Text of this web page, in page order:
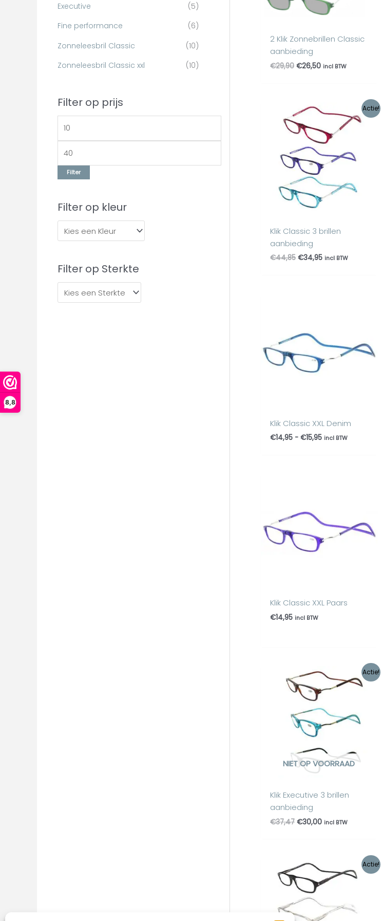
8,8
rExecutive
(5)
Fine performance
(6)
Zonneleesbril Classic
(10)
Zonneleesbril Classic xxl
(10)
Filter op prijs
Filter
Filter op kleur
Filter op Sterkte
2 Klik Zonnebrillen Classic
aanbieding
€29,90 €26,50 incl BTW
Actie!
Klik Classic 3 brillen
aanbieding
€44,85
Oorspronkelijke
prijs
was:
€44,85.
€34,95
prijs
€34,95.
incl BTW
Klik Classic XXL Denim
€14,95 - €15,95 incl BTW
Klik Classic XXL Paars
€14,95 incl BTW
Actie!
NIET OP VOORRAAD
Klik Executive 3 brillen
aanbieding
€37,47
Oorspronkelijke
prijs
was:
€37,47.
€30,00
Huidige
prijs
is:
incl BTW
Actie!
Oorspronkelijke
prijs
was:
€37,47.
prijs
is:
€30,00.